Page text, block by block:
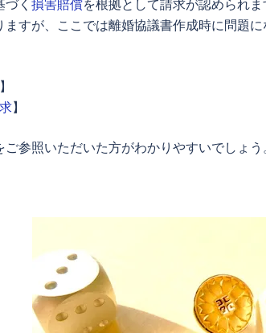
く 損害賠償を根拠として請求が認められま
すが、ここでは離婚協議書作成時に問題
】
参照いただいた方がわかりやすいでしょう